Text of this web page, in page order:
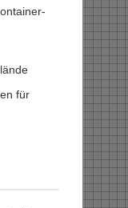
für